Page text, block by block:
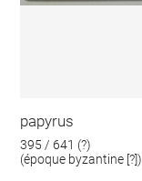
papyrus
395 / 641 (?)
(époque byzantine [?])